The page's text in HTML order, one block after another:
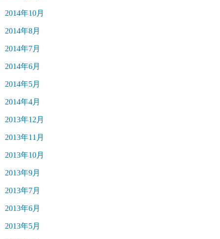
2014年10月
2014年8月
2014年7月
2014年6月
2014年5月
2014年4月
2013年12月
2013年11月
2013年10月
2013年9月
2013年7月
2013年6月
2013年5月